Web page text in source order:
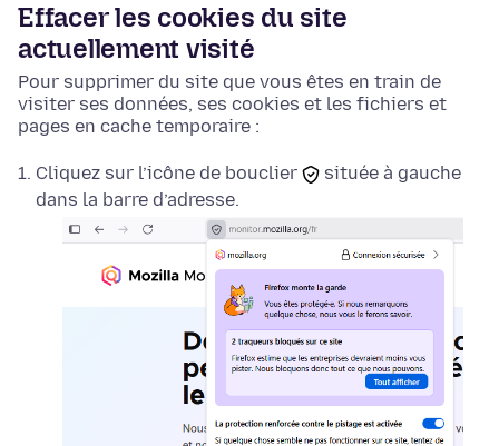
Effacer les cookies du site
actuellement visité
Pour supprimer du site que vous êtes en train de
visiter ses données, ses cookies et les fichiers et
pages en cache temporaire :
Cliquez sur l’icône de bouclier
située à gauche
dans la barre d’adresse.